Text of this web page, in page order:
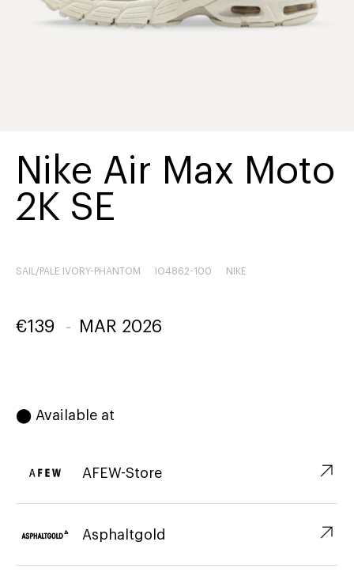
Nike Air Max Moto
2K SE
SAIL/PALE IVORY-PHANTOM IO4862-100 NIKE
€139 - MAR 2026
⬤ Available at
AFEW-Store ↗︎
Asphaltgold ↗︎